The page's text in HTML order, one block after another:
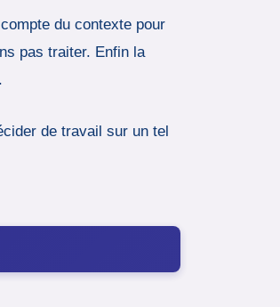
du contexte pour
pas traiter. Enfin la
de travail sur un tel